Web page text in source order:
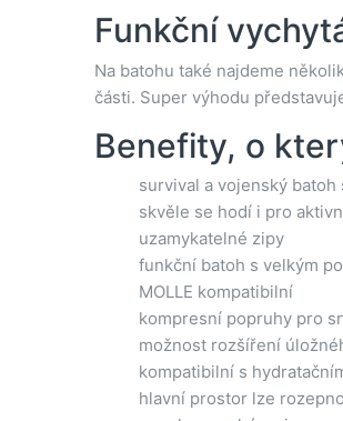
Funkční
Na batohu také najdeme
části. Super výhodu
Benefity, o
survival a vojenský
skvěle se hodí i pro
uzamykatelné zipy
funkční batoh s velkým
MOLLE kompatibilní
kompresní popruhy pro
možnost rozšíření
kompatibilní s
hlavní prostor lze